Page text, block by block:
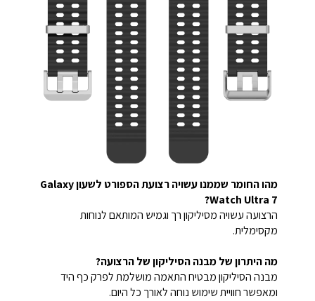
מהו החומר שממנו עשויה רצועת הספורט לשעון Galaxy
Watch Ultra 7?
הרצועה עשויה מסיליקון רך וגמיש המותאם לנוחות
מקסימלית.
מה היתרון של מבנה הסיליקון של הרצועה?
מבנה הסיליקון מבטיח התאמה מושלמת לפרק כף היד
ומאפשר חוויית שימוש נוחה לאורך כל היום.